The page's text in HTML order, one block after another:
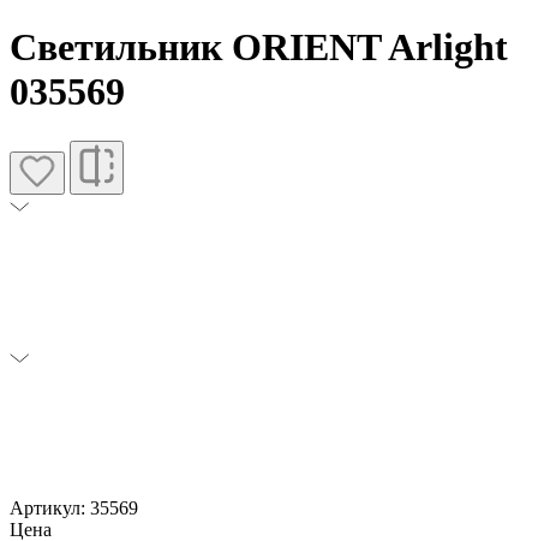
Светильник ORIENT Arlight
035569
Артикул: 35569
Цена